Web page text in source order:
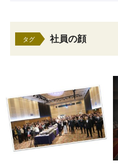
タグ 社員の顔